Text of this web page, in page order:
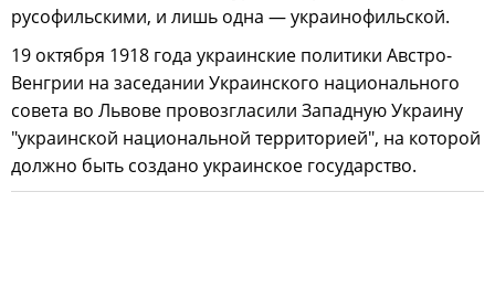
русофильскими, и лишь одна — украинофильской.
19 октября 1918 года украинские политики Австро-
Венгрии на заседании Украинского национального
совета во Львове провозгласили Западную Украину
"украинской национальной территорией", на которой
должно быть создано украинское государство.